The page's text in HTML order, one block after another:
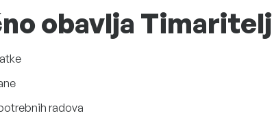
obavlja Timaritelj
radova